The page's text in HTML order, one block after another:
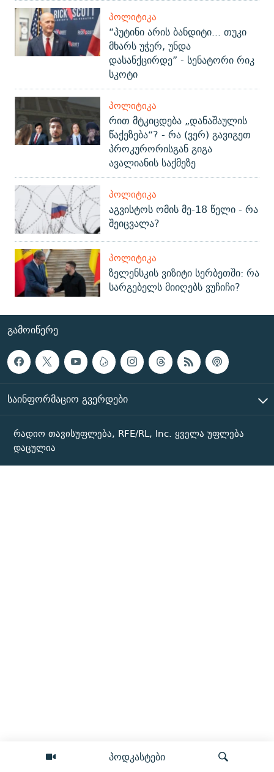
პოდკასტები
ᲞᲝᲚᲘᲢᲘᲙᲐ
“პუტინი არის ბანდიტი... თუკი
მხარს უჭერ, უნდა
დასანქცირდე” - სენატორი რიკ
სკოტი
ᲞᲝᲚᲘᲢᲘᲙᲐ
რით მტკიცდება „დანაშაულის
წაქეზება“? - რა (ვერ) გავიგეთ
პროკურორისგან გიგა
ავალიანის საქმეზე
ᲞᲝᲚᲘᲢᲘᲙᲐ
აგვისტოს ომის მე-18 წელი - რა
შეიცვალა?
ᲞᲝᲚᲘᲢᲘᲙᲐ
ზელენსკის ვიზიტი სერბეთში: რა
სარგებელს მიიღებს ვუჩიჩი?
ᲒᲐᲛᲝᲘᲬᲔᲠᲔ
ᲡᲐᲘᲜᲤᲝᲠᲛᲐᲪᲘᲝ ᲒᲕᲔᲠᲓᲔᲑᲘ
რადიო თავისუფლება, RFE/RL, Inc. ყველა უფლება
დაცულია